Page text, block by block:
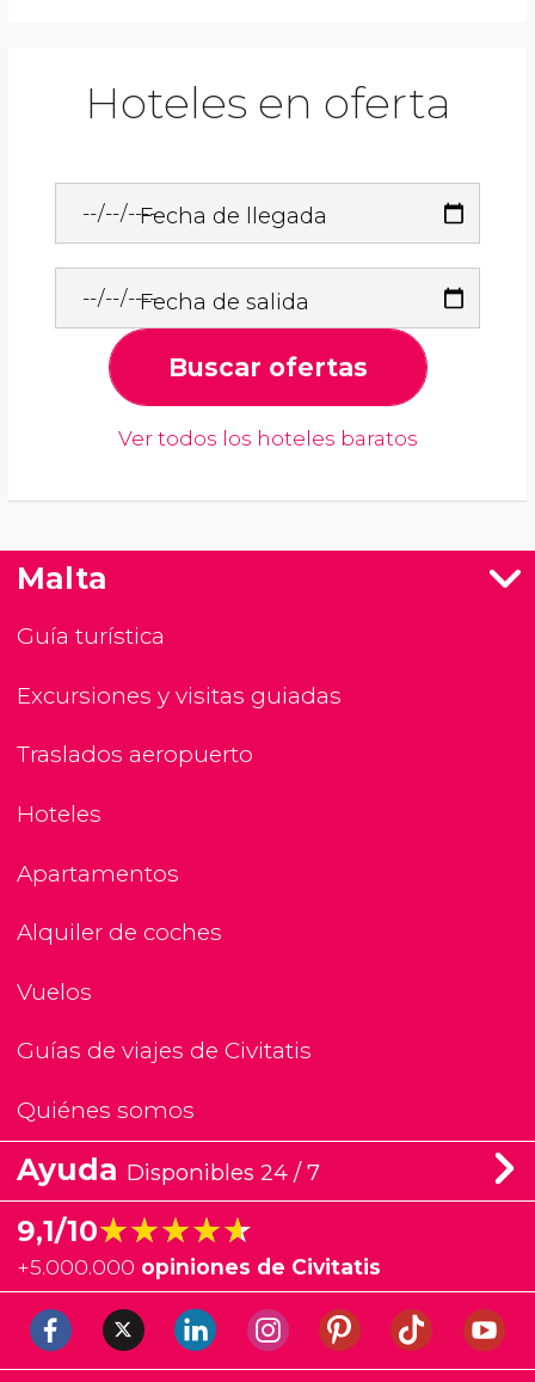
Hoteles en oferta
Fecha de llegada
Fecha de salida
Buscar ofertas
Ver todos los hoteles baratos
Malta
Guía turística
Excursiones y visitas guiadas
Traslados aeropuerto
Hoteles
Apartamentos
Alquiler de coches
Vuelos
Guías de viajes de Civitatis
Quiénes somos
Ayuda Disponibles 24 / 7
9,1/10★★★★★
★★★★★
+5.000.000 opiniones de Civitatis